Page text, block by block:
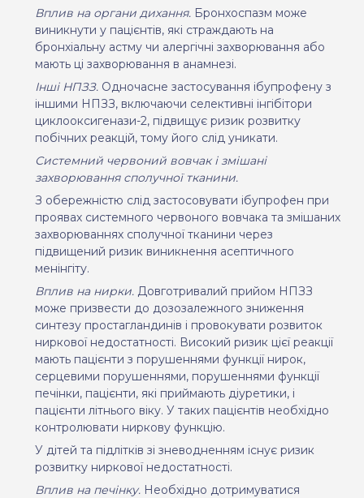
Вплив на органи дихання. Бронхоспазм може
виникнути у пацієнтів, які страждають на
бронхіальну астму чи алергічні захворювання або
мають ці захворювання в анамнезі.
Інші НПЗЗ. Одночасне застосування ібупрофену з
іншими НПЗЗ, включаючи селективні інгібітори
циклооксигенази-2, підвищує ризик розвитку
побічних реакцій, тому його слід уникати.
Системний червоний вовчак і змішані
захворювання сполучної тканини.
З обережністю слід застосовувати ібупрофен при
проявах системного червоного вовчака та змішаних
захворюваннях сполучної тканини через
підвищений ризик виникнення асептичного
менінгіту.
Вплив на нирки. Довготривалий прийом НПЗЗ
може призвести до дозозалежного зниження
синтезу простагландинів і провокувати розвиток
ниркової недостатності. Високий ризик цієї реакції
мають пацієнти з порушеннями функції нирок,
серцевими порушеннями, порушеннями функції
печінки, пацієнти, які приймають діуретики, і
пацієнти літнього віку. У таких пацієнтів необхідно
контролювати ниркову функцію.
У дітей та підлітків зі зневодненням існує ризик
розвитку ниркової недостатності.
Вплив на печінку. Необхідно дотримуватися